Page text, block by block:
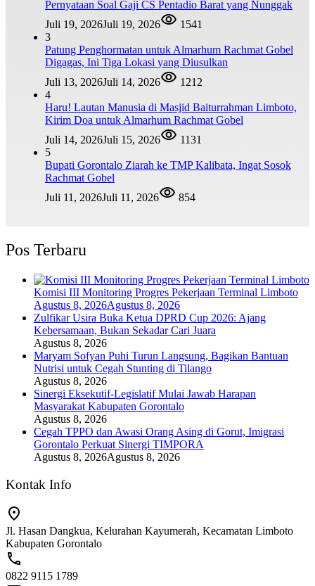
Pernyataan Soal Gaji CS Pentadio Barat yang Nunggak
Juli 19, 2026Juli 19, 2026
1541
3
Patung Penghormatan untuk Almarhum Rachmat Gobel
Digagas, Ini Tiga Lokasi yang Diusulkan
Juli 13, 2026Juli 14, 2026
1212
4
Haru! Lautan Manusia di Masjid Baiturrahman Limboto,
Kirim Doa untuk Almarhum Rachmat Gobel
Juli 14, 2026Juli 15, 2026
1131
5
Bupati Gorontalo Ziarah ke TMP Kalibata, Ingat Sosok
Rachmat Gobel
Juli 11, 2026Juli 11, 2026 854
Pos Terbaru
Komisi III Monitoring Progres Pekerjaan Terminal Limboto
Agustus 8, 2026Agustus 8, 2026
Zulfikar Usira Buka Ketua DPRD Cup 2026: Ajang
Kebersamaan, Bukan Sekadar Cari Juara
Agustus 8, 2026
Maryam Sofyan Puhi Turun Langsung, Bagikan Bantuan
Nutrisi untuk Cegah Stunting di Tilango
Agustus 8, 2026
Sinergi Eksekutif-Legislatif Mulai Jawab Harapan
Masyarakat Kabupaten Gorontalo
Agustus 8, 2026
Cegah TPPO dan Awasi Orang Asing di Gorut, Imigrasi
Gorontalo Perkuat Sinergi TIMPORA
Agustus 8, 2026Agustus 8, 2026
Kontak Info
Jl. Hasan Dangkua, Kelurahan Kayumerah, Kecamatan Limboto
Kabupaten Gorontalo
0822 9115 1789